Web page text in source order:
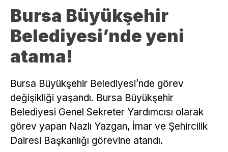
Bursa Büyükşehir
Belediyesi’nde yeni
atama!
Bursa Büyükşehir Belediyesi’nde görev
değişikliği yaşandı. Bursa Büyükşehir
Belediyesi Genel Sekreter Yardımcısı olarak
görev yapan Nazlı Yazgan, İmar ve Şehircilik
Dairesi Başkanlığı görevine atandı.